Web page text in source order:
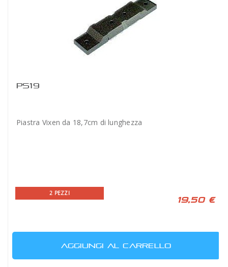
PS19
Piastra Vixen da 18,7cm di lunghezza
2 PEZZI
19,50 €
AGGIUNGI AL CARRELLO